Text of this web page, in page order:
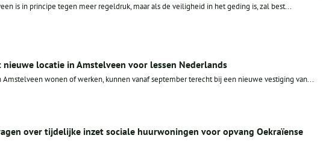
is in principe tegen meer regeldruk, maar als de veiligheid in het geding is, zal best...
locatie in Amstelveen voor lessen Nederlands
Amstelveen wonen of werken, kunnen vanaf september terecht bij een nieuwe vestiging van...
over tijdelijke inzet sociale huurwoningen voor opvang Oekraïense